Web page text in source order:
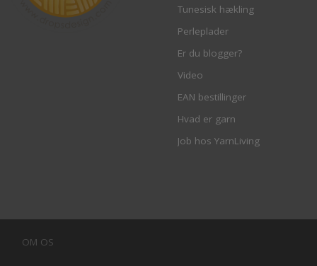
Tunesisk hækling
Perleplader
Er du blogger?
Video
EAN bestillinger
Hvad er garn
Job hos YarnLiving
OM OS